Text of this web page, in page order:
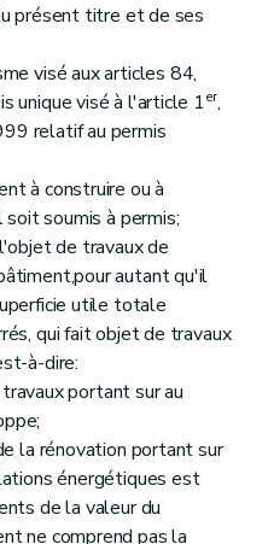
présent titre et de ses
visé aux articles 84,
unique visé à l'article 1er,
relatif au permis
à construire ou à
soumis à permis;
de travaux de
autant qu'il
utile totale
qui fait objet de travaux
à-dire:
portant sur au
la rénovation portant sur
énergétiques est
de la valeur du
ne comprend pas la